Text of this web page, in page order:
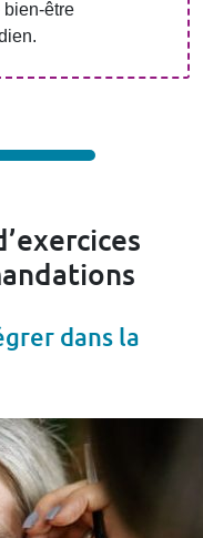
être
dans la